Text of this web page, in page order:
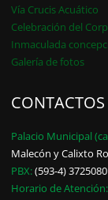
Vía Crucis Acuático
Celebración del
Inmaculada
Galería de fotos
CONTACTOS
Palacio Municipal
Malecón y Calixto
PBX:(593-4)
Horario de Atención: